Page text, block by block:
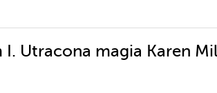
Utracona magia Karen